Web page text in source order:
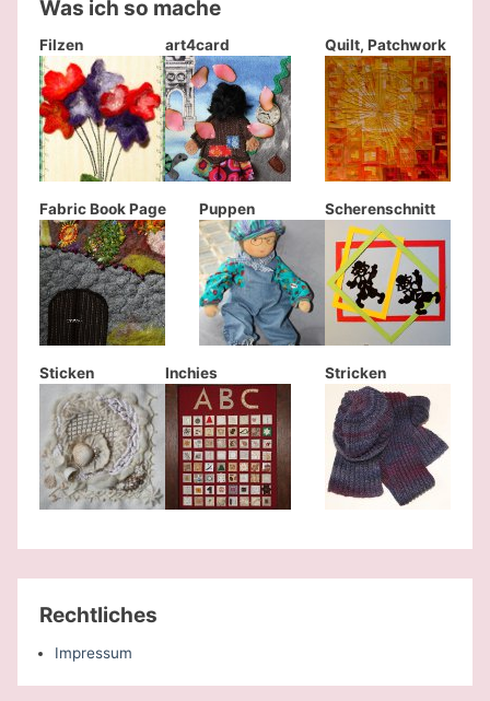
Was ich so mache
Filzen Quilt, Patchwork
art4card
Scherenschnitt
Fabric Book Page Puppen
Sticken Stricken
Inchies
Rechtliches
Impressum